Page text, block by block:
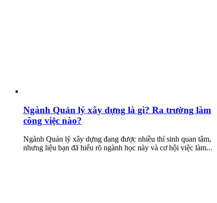
Ngành Quản lý xây dựng là gì? Ra trường làm
công việc nào?
Ngành Quản lý xây dựng đang được nhiều thí sinh quan tâm,
nhưng liệu bạn đã hiểu rõ ngành học này và cơ hội việc làm...